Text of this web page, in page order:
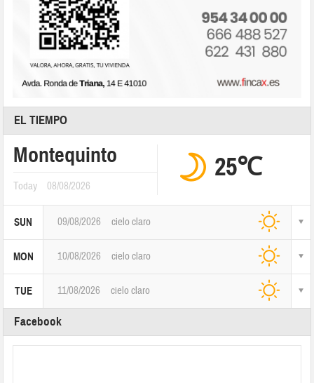
EL TIEMPO
Montequinto
Today 08/08/2026
25℃
SUN 09/08/2026 cielo claro
MON 10/08/2026 cielo claro
TUE 11/08/2026 cielo claro
Facebook